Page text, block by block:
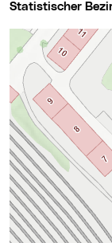
Statistischer
Karte überspringen